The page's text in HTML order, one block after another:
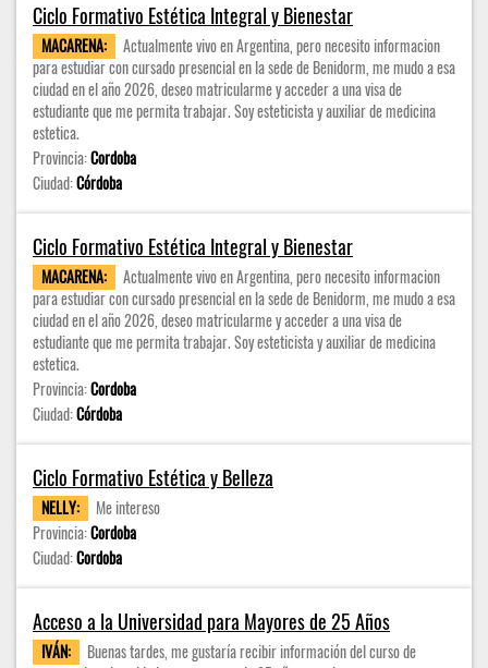
Ciclo Formativo Estética Integral y Bienestar
MACARENA:
Actualmente vivo en Argentina, pero necesito informacion
para estudiar con cursado presencial en la sede de Benidorm, me mudo a esa
ciudad en el año 2026, deseo matricularme y acceder a una visa de
estudiante que me permita trabajar. Soy esteticista y auxiliar de medicina
estetica.
Provincia:Cordoba
Ciudad:Córdoba
Ciclo Formativo Estética Integral y Bienestar
MACARENA:
Actualmente vivo en Argentina, pero necesito informacion
para estudiar con cursado presencial en la sede de Benidorm, me mudo a esa
ciudad en el año 2026, deseo matricularme y acceder a una visa de
estudiante que me permita trabajar. Soy esteticista y auxiliar de medicina
estetica.
Provincia:Cordoba
Ciudad:Córdoba
Ciclo Formativo Estética y Belleza
NELLY:
Me intereso
Provincia:Cordoba
Ciudad:Cordoba
Acceso a la Universidad para Mayores de 25 Años
IVÁN:
Buenas tardes, me gustaría recibir información del curso de